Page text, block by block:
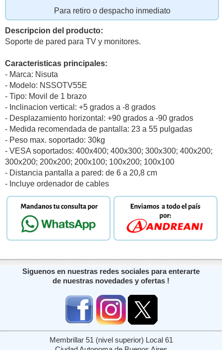
Para retiro o despacho inmediato
Descripcion del producto:
Soporte de pared para TV y monitores.
Caracteristicas principales:
- Marca: Nisuta
- Modelo: NSSOTV55E
- Tipo: Movil de 1 brazo
- Inclinacion vertical: +5 grados a -8 grados
- Desplazamiento horizontal: +90 grados a -90 grados
- Medida recomendada de pantalla: 23 a 55 pulgadas
- Peso max. soportado: 30kg
- VESA soportados: 400x400; 400x300; 300x300; 400x200;
300x200; 200x200; 200x100; 100x200; 100x100
- Distancia pantalla a pared: de 6 a 20,8 cm
- Incluye ordenador de cables
Siguenos en nuestras redes sociales para enterarte
de nuestras novedades y ofertas !
Membrillar 51 (nivel superior) Local 61